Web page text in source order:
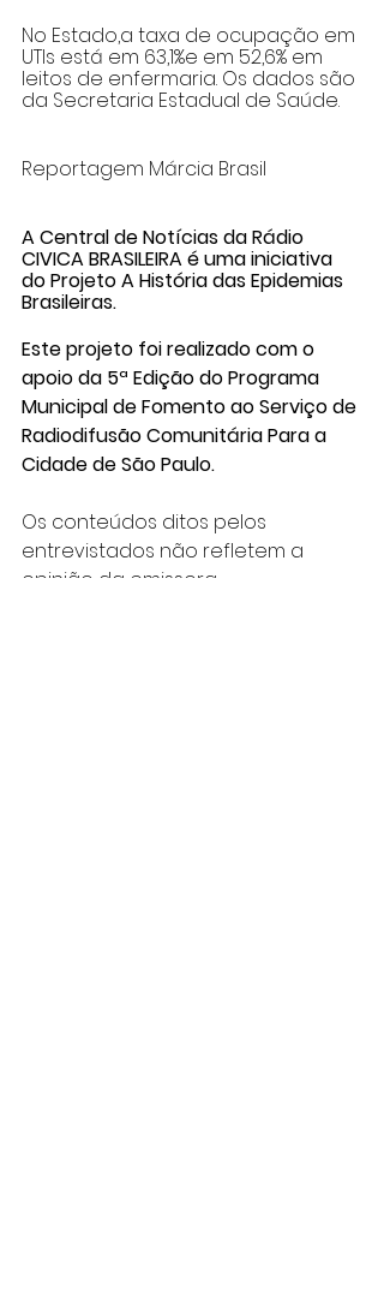
No Estado,a taxa de ocupação em
UTIs está em 63,1%e em 52,6% em
leitos de enfermaria. Os dados são
da Secretaria Estadual de Saúde.
Reportagem Márcia Brasil
A Central de Notícias da Rádio
CIVICA BRASILEIRA é uma iniciativa
do Projeto A História das Epidemias
Brasileiras.
Este projeto foi realizado com o
apoio da 5ª Edição do Programa
Municipal de Fomento ao Serviço de
Radiodifusão Comunitária Para a
Cidade de São Paulo.
Os conteúdos ditos pelos
entrevistados não refletem a
opinião da emissora.